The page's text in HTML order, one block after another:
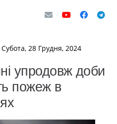
Субота, 28 Грудня, 2024
упродовж доби
пожеж в